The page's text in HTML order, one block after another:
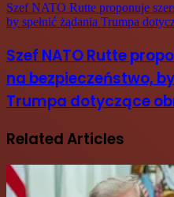
Szef NATO Rutte proponuje
by spełnić żądania Trumpa
Szef NATO Rutte
na bezpieczeństwo,
Trumpa dotyczące
Related Articles